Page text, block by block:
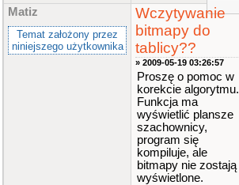
Matiz
Temat założony przez
niniejszego użytkownika
Wczytywanie
bitmapy do
tablicy??
» 2009-05-19 03:26:57
Proszę o pomoc w
korekcie algorytmu.
Funkcja ma
wyświetlić plansze
szachownicy,
program się
kompiluje, ale
bitmapy nie zostają
wyświetlone.